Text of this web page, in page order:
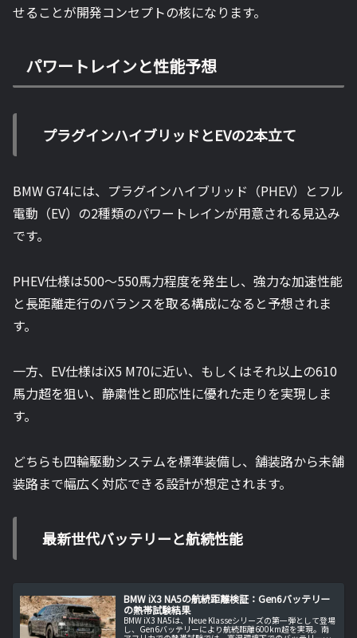
せることが開発コンセプトの核になります。
パワートレインと性能予想
プラグインハイブリッドとEVの2本立て
BMW G74には、プラグインハイブリッド（PHEV）とフル
電動（EV）の2種類のパワートレインが用意される見込み
です。
PHEV仕様は500〜550馬力程度を発生し、強力な加速性能
と長距離走行のバランスを取る構成になると予想されま
す。
一方、EV仕様はiX5 M70に近い、もしくはそれ以上の610
馬力超を狙い、静粛性と即応性に優れた走りを実現しま
す。
どちらも四輪駆動システムを標準装備し、舗装路から未舗
装路まで幅広く対応できる設計が想定されます。
最新世代バッテリーと航続性能
BMW iX3 NA5の航続距離検証：Gen6バッテリー
の熱帯試験結果
BMW iX3 NA5は、Neue Klasseシリーズの第一弾として登場
し、Gen6バッテリーにより航続距離600km超を実現。南